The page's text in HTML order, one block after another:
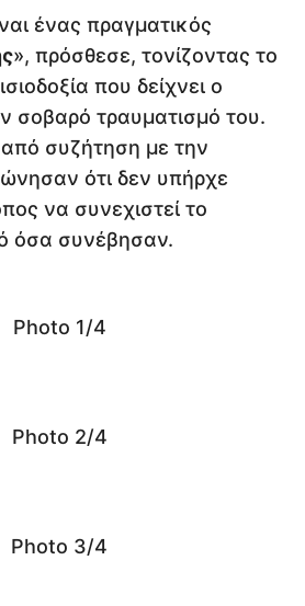
ένας πραγματικός
», πρόσθεσε, τονίζοντας το
που δείχνει ο
σοβαρό τραυματισμό του.
συζήτηση με την
ότι δεν υπήρχε
να συνεχιστεί το
όσα συνέβησαν.
Photo 1/4
Photo 2/4
Photo 3/4